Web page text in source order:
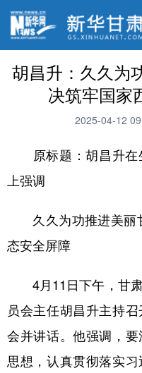
胡昌升：久久为
决筑牢国家
2025-04-12
原标题：胡昌升在
上强调
久久为功推进美丽
态安全屏障
4月11日下午，甘肃
员会主任胡昌升主持
会并讲话。他强调，
思想，认真贯彻落实